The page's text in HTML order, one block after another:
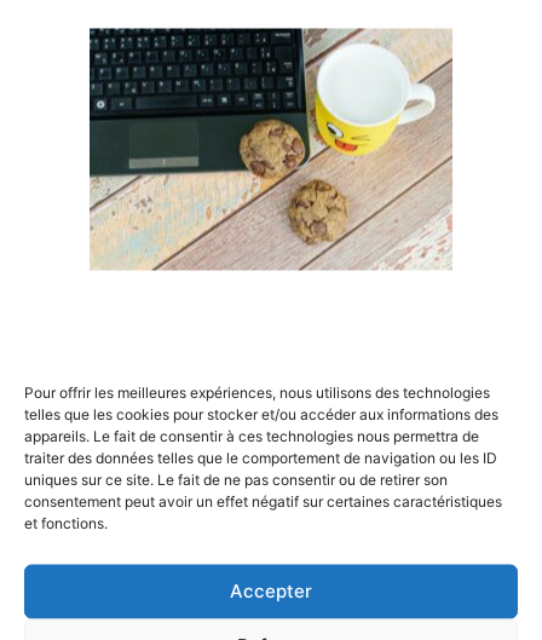
Pour offrir les meilleures expériences, nous utilisons des technologies
telles que les cookies pour stocker et/ou accéder aux informations des
appareils. Le fait de consentir à ces technologies nous permettra de
traiter des données telles que le comportement de navigation ou les ID
uniques sur ce site. Le fait de ne pas consentir ou de retirer son
consentement peut avoir un effet négatif sur certaines caractéristiques
et fonctions.
Accepter
, cet outil visuel qui permet d’appréhender d’un
seul coup d’œil l’échelonnement des tâches sur le
temps. Vous découvrirez également comment le
raisonnement à partir de cas peut transformer votre
approche décisionnelle, vous préparant à réagir avec
agilité dans des situations analogues futures. Et que
diriez-vous de maîtriser lechronogramme, pour une
vision encore plus précise des jalons critiques ?
Nos modules sont conçus pour vous rendre
Simulation de projets et études de cas
: mise en pratique
Cependant, quelle valeur auraient ces connaissances
formation met un accent particulier sur la simulation
de projets et les études de cas. Imaginez-vous aux
commandes d’un projet virtuel, confronté à des défis
×
Rechercher
: